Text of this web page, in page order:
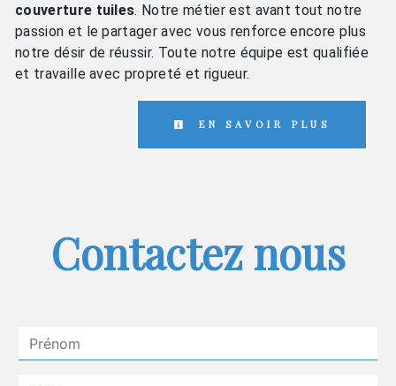
couverture tuiles. Notre métier est avant tout notre
passion et le partager avec vous renforce encore plus
notre désir de réussir. Toute notre équipe est qualifiée
et travaille avec propreté et rigueur.
EN SAVOIR PLUS
Contactez nous